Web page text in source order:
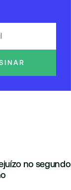
no segundo